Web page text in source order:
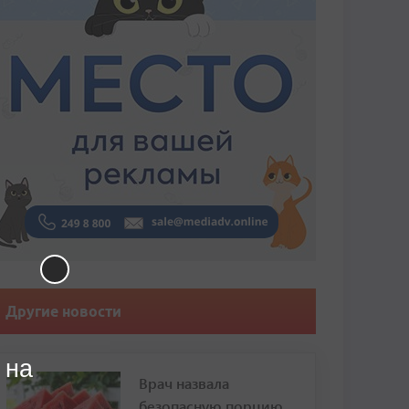
Другие новости
Врач назвала